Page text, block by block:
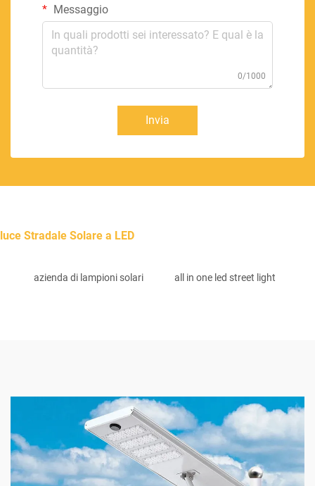
Messaggio
0/1000
Invia
luce Stradale Solare a LED
azienda di lampioni solari all in one led street light